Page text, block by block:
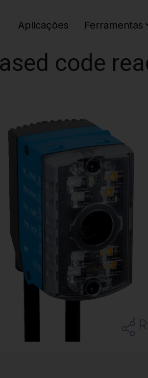
Aplicações Ferramentas
code